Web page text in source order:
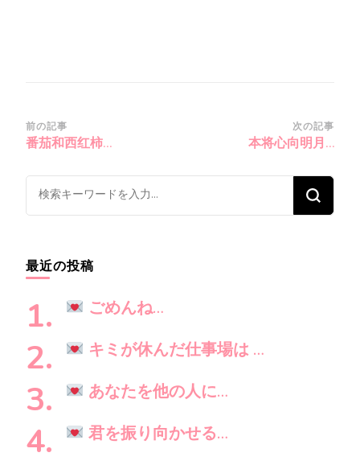
投
稿
ナ
ビ
ゲ
シ
ョ
ン
前の記事
番茄和西红柿…
次の記事
本将心向明月…
な
に
お
探
し
で
す
か
?
最近の投稿
ごめんね…
キミが休んだ仕事場は …
あなたを他の人に…
君を振り向かせる…